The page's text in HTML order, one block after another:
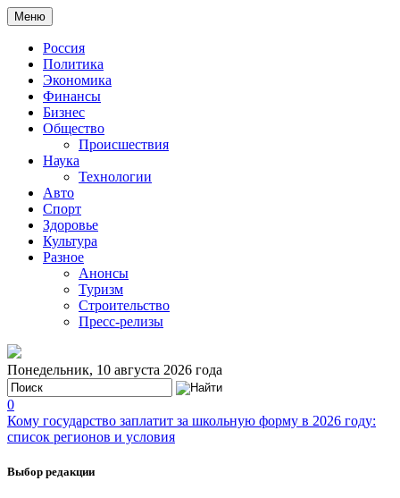
Меню
Россия
Политика
Экономика
Финансы
Бизнес
Общество
Происшествия
Наука
Технологии
Авто
Спорт
Здоровье
Культура
Разное
Анонсы
Туризм
Строительство
Пресс-релизы
Понедельник, 10 августа 2026 года
0
Кому государство заплатит за школьную форму в 2026 году:
список регионов и условия
Выбор редакции